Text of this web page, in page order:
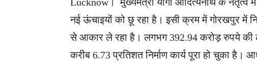
नई ऊंचाइयों को छू रहा है। इसी क्रम में गोरखपुर में
से आकार ले रहा है। लगभग 392.94 करोड़ रुपये की
करीब 6.73 प्रतिशत निर्माण कार्य पूरा हो चुका